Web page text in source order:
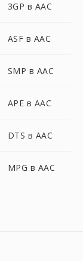
3GP в AAC
ASF в AAC
SMP в AAC
APE в AAC
DTS в AAC
MPG в AAC